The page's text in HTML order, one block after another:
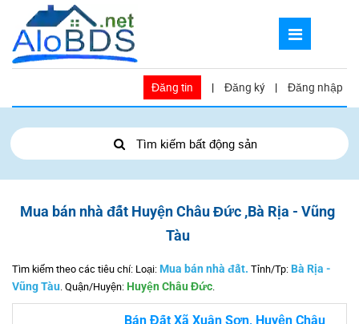
Đăng tin | Đăng ký | Đăng nhập
Tìm kiếm bất động sản
Mua bán nhà đất Huyện Châu Đức ,Bà Rịa - Vũng
Tàu
Tìm kiếm theo các tiêu chí: Loại: Mua bán nhà đất. Tỉnh/Tp: Bà Rịa -
Vũng Tàu.Quận/Huyện: Huyện Châu Đức.
Bán Đất Xã Xuân Sơn, Huyện Châu